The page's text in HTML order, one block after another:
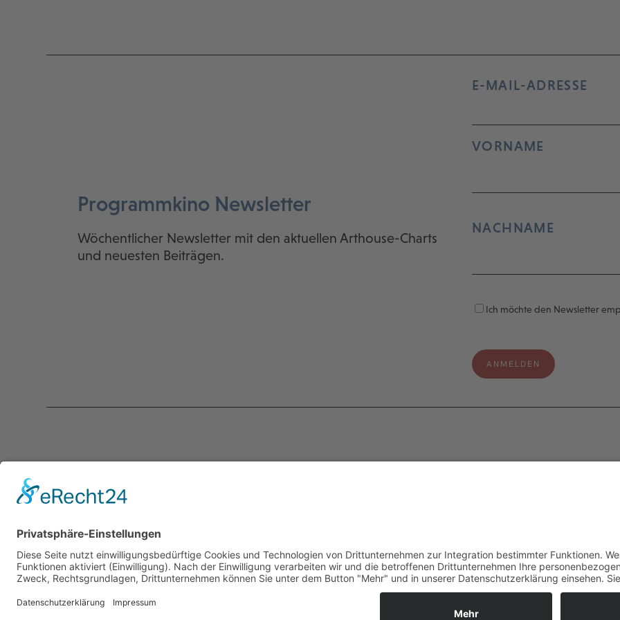
Programmkino Newsletter
Wöchentlicher Newsletter mit den aktuellen Arthouse-Charts
und neuesten Beiträgen.
E-MAIL-ADRESSE
VORNAME
NACHNAME
Ich möchte den Newsletter
℅ AG Kino - Gilde deutscher
Filmkunsttheater e.V.
Rankestraße 31
10789 Berlin
Mediadaten
Newsletter
LogIn
Cookie-Einstellungen